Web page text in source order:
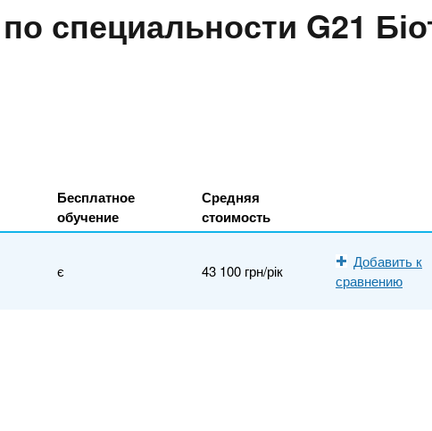
специальности G21
Бесплатное
обучение
Средняя
стоимость
є 43 100 грн/рік
Добавить к
сравнению